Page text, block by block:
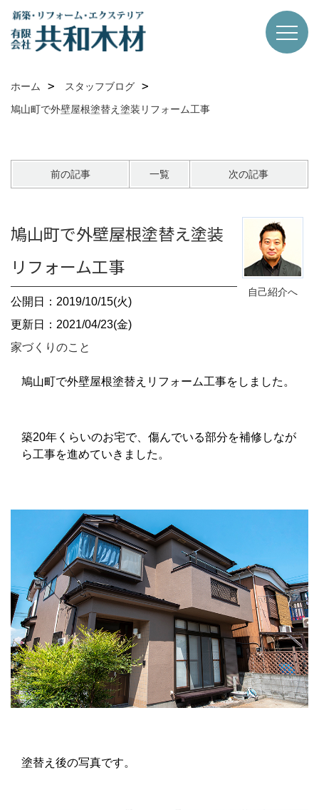
ホーム
スタッフブログ
鳩山町で外壁屋根塗替え塗装リフォーム工事
前の記事 一覧 次の記事
自己紹介へ
鳩山町で外壁屋根塗替え塗装
リフォーム工事
公開日：2019/10/15(火)
更新日：2021/04/23(金)
家づくりのこと
鳩山町で外壁屋根塗替えリフォーム工事をしました。
築20年くらいのお宅で、傷んでいる部分を補修しなが
ら工事を進めていきました。
塗替え後の写真です。